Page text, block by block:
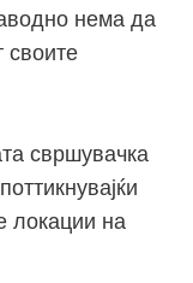
нема да
своите
свршувачка
локации на